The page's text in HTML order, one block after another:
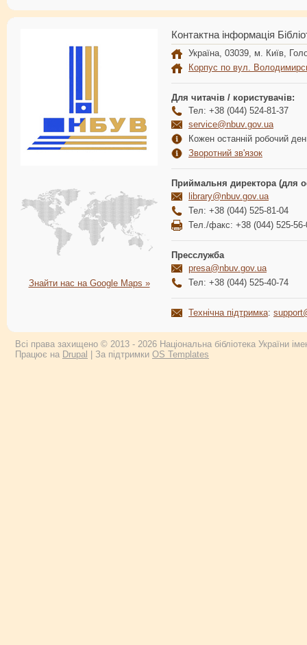
Знайти нас на Google Maps »
Контактна інформація
Україна, 03039, м. Київ,
Корпус по вул.
Для читачів / користувачів:
Тел: +38 (044) 524-81-37
service@nbuv.gov.ua
Кожен останній робочий
Зворотний зв'язок
Приймальня директора (для
library@nbuv.gov.ua
Тел: +38 (044) 525-81-04
Тел./факс: +38 (044) 525-56-
Пресслужба
presa@nbuv.gov.ua
Тел: +38 (044) 525-40-74
Технічна підтримка:
Всі права захищено © 2013 - 2026 Національна бібліотека України
Працює на Drupal | За підтримки OS Templates